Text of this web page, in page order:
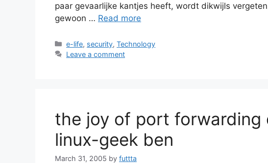
paar gevaarlijke kantjes heeft, wordt dikwijls
gewoon … Read more
Categories
e-life, security,Technology
Leave a comment
the joy of port forwarding
linux-geek ben
March 31, 2005 by futtta